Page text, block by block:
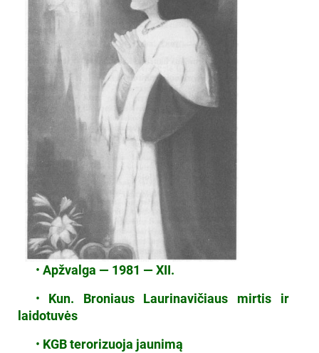
• Apžvalga — 1981 — XII.
•
Kun. Broniaus Laurinavičiaus mirtis ir
laidotuvės
• KGB terorizuoja jaunimą